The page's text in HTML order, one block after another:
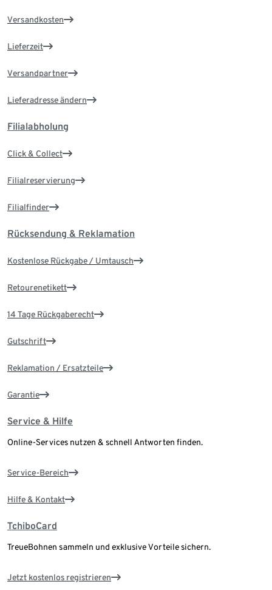
Versandkosten
Lieferzeit
Versandpartner
Lieferadresse ändern
Filialabholung
Click & Collect
Filialreservierung
Filialfinder
Rücksendung & Reklamation
Kostenlose Rückgabe / Umtausch
Retourenetikett
14 Tage Rückgaberecht
Gutschrift
Reklamation / Ersatzteile
Garantie
Service & Hilfe
Online-Services nutzen & schnell Antworten finden.
Service-Bereich
Hilfe & Kontakt
TchiboCard
TreueBohnen sammeln und exklusive Vorteile sichern.
Jetzt kostenlos registrieren